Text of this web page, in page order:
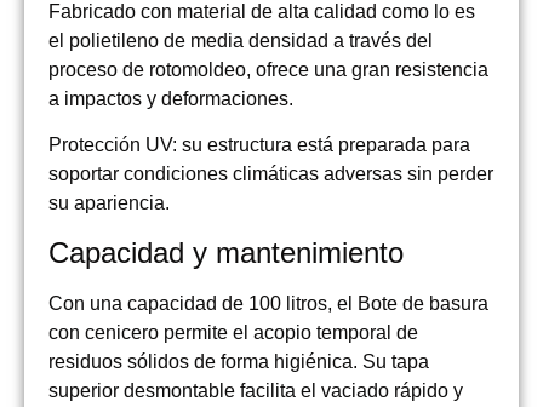
Fabricado con material de alta calidad como lo es
el polietileno de media densidad a través del
proceso de rotomoldeo, ofrece una gran resistencia
a impactos y deformaciones.
Protección UV: su estructura está preparada para
soportar condiciones climáticas adversas sin perder
su apariencia.
Capacidad y mantenimiento
Con una capacidad de 100 litros, el Bote de basura
con cenicero permite el acopio temporal de
residuos sólidos de forma higiénica. Su tapa
superior desmontable facilita el vaciado rápido y